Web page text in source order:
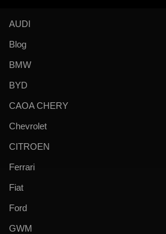
AUDI
Blog
BMW
BYD
CAOA CHERY
Chevrolet
CITROEN
Ferrari
Fiat
Ford
GWM